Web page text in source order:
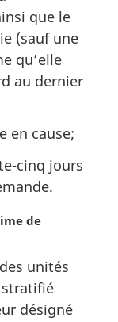
que le
(sauf une
qu’elle
au dernier
en cause;
cinq jours
de
unités
stratifié
désigné